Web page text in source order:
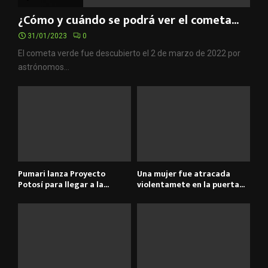
¿Cómo y cuándo se podrá ver el cometa...
31/01/2023 0
El cometa verde fue descubierto el 2 de marzo de 2022 por
astrónomos...
Pumari lanza Proyecto
Potosí para llegar a la...
Una mujer fue atracada
violentamete en la puerta...